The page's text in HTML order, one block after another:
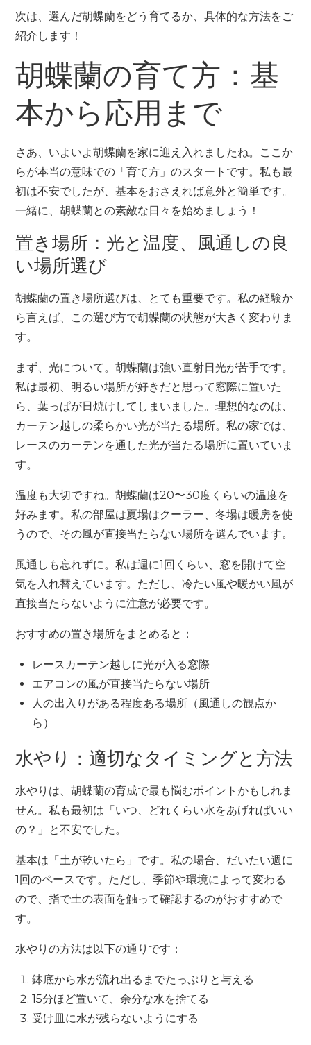
次は、選んだ胡蝶蘭をどう育てるか、具体的な方法をご
紹介します！
胡蝶蘭の育て方：基
本から応用まで
さあ、いよいよ胡蝶蘭を家に迎え入れましたね。ここか
らが本当の意味での「育て方」のスタートです。私も最
初は不安でしたが、基本をおさえれば意外と簡単です。
一緒に、胡蝶蘭との素敵な日々を始めましょう！
置き場所：光と温度、風通しの良
い場所選び
胡蝶蘭の置き場所選びは、とても重要です。私の経験か
ら言えば、この選び方で胡蝶蘭の状態が大きく変わりま
す。
まず、光について。胡蝶蘭は強い直射日光が苦手です。
私は最初、明るい場所が好きだと思って窓際に置いた
ら、葉っぱが日焼けしてしまいました。理想的なのは、
カーテン越しの柔らかい光が当たる場所。私の家では、
レースのカーテンを通した光が当たる場所に置いていま
す。
温度も大切ですね。胡蝶蘭は20〜30度くらいの温度を
好みます。私の部屋は夏場はクーラー、冬場は暖房を使
うので、その風が直接当たらない場所を選んでいます。
風通しも忘れずに。私は週に1回くらい、窓を開けて空
気を入れ替えています。ただし、冷たい風や暖かい風が
直接当たらないように注意が必要です。
おすすめの置き場所をまとめると：
レースカーテン越しに光が入る窓際
エアコンの風が直接当たらない場所
人の出入りがある程度ある場所（風通しの観点か
ら）
水やり：適切なタイミングと方法
水やりは、胡蝶蘭の育成で最も悩むポイントかもしれま
せん。私も最初は「いつ、どれくらい水をあげればいい
の？」と不安でした。
基本は「土が乾いたら」です。私の場合、だいたい週に
1回のペースです。ただし、季節や環境によって変わる
ので、指で土の表面を触って確認するのがおすすめで
す。
水やりの方法は以下の通りです：
鉢底から水が流れ出るまでたっぷりと与える
15分ほど置いて、余分な水を捨てる
受け皿に水が残らないようにする